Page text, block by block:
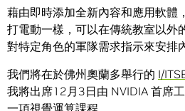
藉由即時添加全新內容和應用軟體
打電動一樣，可以在傳統教室以外
對特定角色的軍隊需求指示來安排
我們將在於佛州奧蘭多舉行的 I/
我將出席12月3日由 NVIDIA 首席